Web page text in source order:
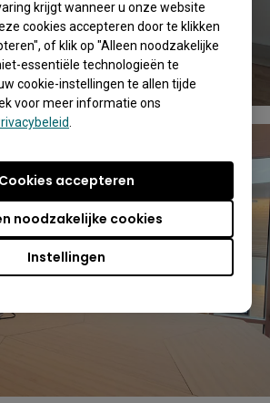
krijgt wanneer u onze website
cookies accepteren door te klikken
of klik op "Alleen noodzakelijke
essentiële technologieën te
cookie-instellingen te allen tijde
voor meer informatie ons
Instellingen
noodzakelijke cookies
Cookies accepteren